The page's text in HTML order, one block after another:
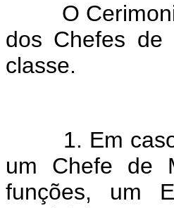
O Cerimonial
dos Chefes de
classe.
1. Em caso
um Chefe de
funções, um